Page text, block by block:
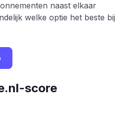
naast elkaar
welke optie het beste bij
score